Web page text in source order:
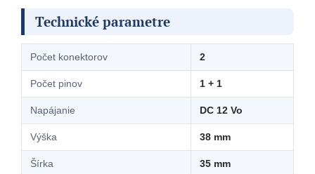
Technické parametre
Počet konektorov 2
Počet pinov 1 + 1
Napájanie DC 12 Vo
Výška 38 mm
Šírka 35 mm